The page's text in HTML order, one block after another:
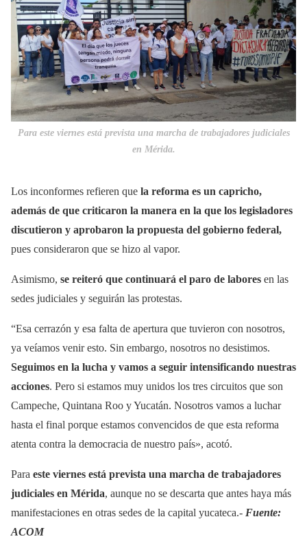
Para este viernes está prevista una marcha de trabajadores judiciales
en Mérida.
Los inconformes refieren que la reforma es un capricho,
además de que criticaron la manera en la que los legisladores
discutieron y aprobaron la propuesta del gobierno federal,
pues consideraron que se hizo al vapor.
Asimismo, se reiteró que continuará el paro de labores en las
sedes judiciales y seguirán las protestas.
“Esa cerrazón y esa falta de apertura que tuvieron con nosotros,
ya veíamos venir esto. Sin embargo, nosotros no desistimos.
Seguimos en la lucha y vamos a seguir intensificando nuestras
acciones. Pero si estamos muy unidos los tres circuitos que son
Campeche, Quintana Roo y Yucatán. Nosotros vamos a luchar
hasta el final porque estamos convencidos de que esta reforma
atenta contra la democracia de nuestro país», acotó.
Para este viernes está prevista una marcha de trabajadores
judiciales en Mérida, aunque no se descarta que antes haya más
manifestaciones en otras sedes de la capital yucateca.- Fuente:
ACOM